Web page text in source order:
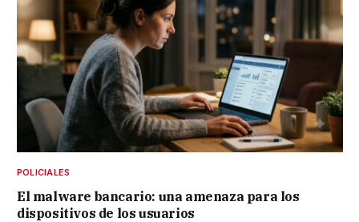
POLICIALES
El malware bancario: una amenaza para los
dispositivos de los usuarios